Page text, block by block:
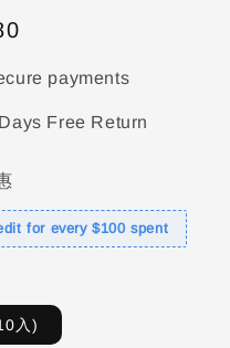
payments
Free Return
for every $100 spent
入)